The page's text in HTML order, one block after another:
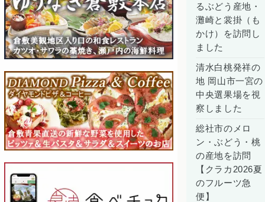
るぶどう産地・
灘崎と裳掛（も
かけ）を訪問し
ました
清水白桃発祥の
地 岡山市一宮の
中央選果場を視
察しました
総社市のメロ
ン・ぶどう・桃
の産地を訪問
【クラカ2026夏
のフルーツ急
便】